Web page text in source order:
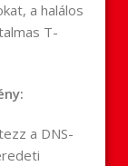
a halálos
T-
a DNS-